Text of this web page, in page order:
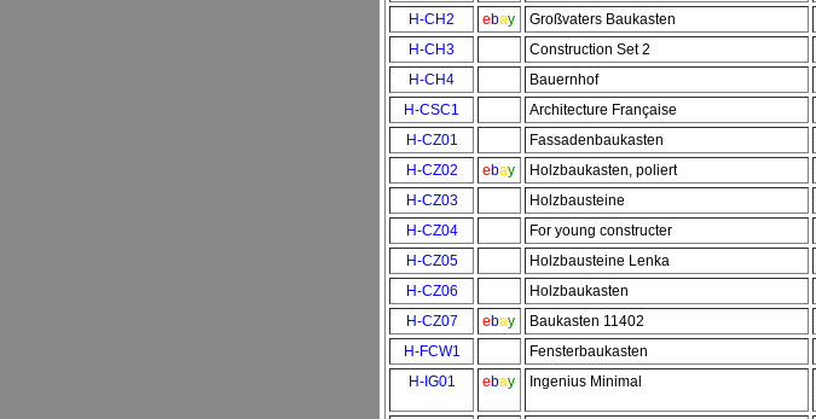
H-CH2
ebay Großvaters Baukasten
H-CH3
Construction Set 2
H-CH4
Bauernhof
H-CSC1
Architecture Française
H-CZ01
Fassadenbaukasten
H-CZ02
ebay Holzbaukasten, poliert
H-CZ03
Holzbausteine
H-CZ04
For young constructer
H-CZ05
Holzbausteine Lenka
H-CZ06
Holzbaukasten
H-CZ07
ebay Baukasten 11402
H-FCW1
Fensterbaukasten
H-IG01
ebay Ingenius Minimal